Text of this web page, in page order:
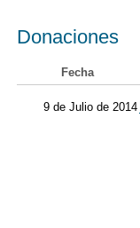
Donaciones
Fecha
9 de Julio de 2014